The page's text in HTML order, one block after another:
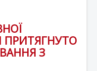
ПРИТЯГНУТО
З